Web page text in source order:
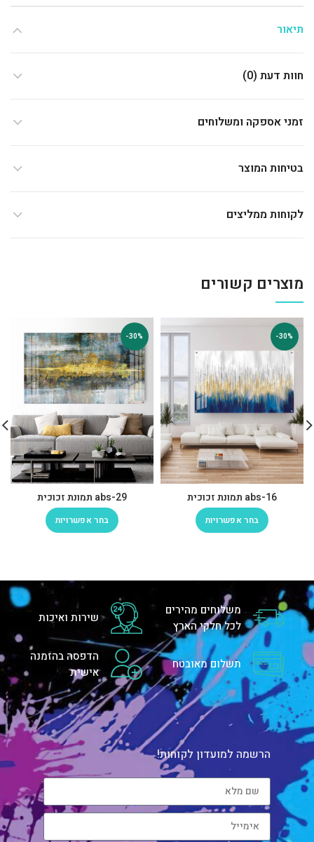
תיאור
חוות דעת (0)
זמני אספקה ומשלוחים
בטיחות המוצר
לקוחות ממליצים
מוצרים קשורים
-30%
abs-16 תמונת זכוכית
בחר אפשרויות
-30%
abs-29 תמונת זכוכית
בחר אפשרויות
משלוחים מהירים
לכל חלקי הארץ
שירות ואיכות
תשלום מאובטח
הדפסה בהזמנה
אישית
הרשמה למועדון לקוחות!